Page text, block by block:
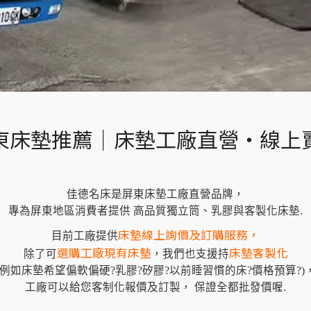
床墊推薦｜ 床墊工廠直營・線上
佳德名床是屏東床墊工廠直營品牌，
專為屏東地區消費者提供 高品質獨立筒、乳膠與客製化床墊.
目前工廠提供床墊線上詢價及訂購服務，
除了可選購工廠現有床墊，我們也支援持床墊客製化
如床墊希望偏軟偏硬?乳膠?矽膠?以前睡習慣的床?價格預算?)
工廠可以給您客制化報價及訂製， 保證全都批發價喔.